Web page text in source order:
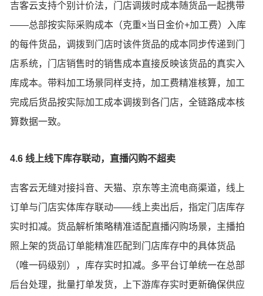
吉客云支持个别计价法，门店调拨时成本随货品一起携带
——总部按实际采购成本（克重×当日金价+加工费）入库
的每件货品，调拨到门店时该件货品的成本同步传递到门
店系统，门店销售时的销售成本直接反映该货品的真实入
库成本。带料加工场景同样支持，加工费精准核算，加工
完成后货品按实际加工成本调拨到各门店，全链路成本核
算数据一致。
4.6 线上线下库存联动，直播闪购不超卖
吉客云无缝对接抖音、天猫、京东等主流电商渠道，线上
订单与门店实体库存联动——线上卖出后，指定门店库存
实时扣减。货品解析策略精准适配直播闪购场景，主播拍
照上架的货品订单能精准匹配到门店库存中的具体货品
（唯一码级别），库存实时扣减。多平台订单统一在总部
后台处理，批量打单发货，上下游库存实时更新确保供应